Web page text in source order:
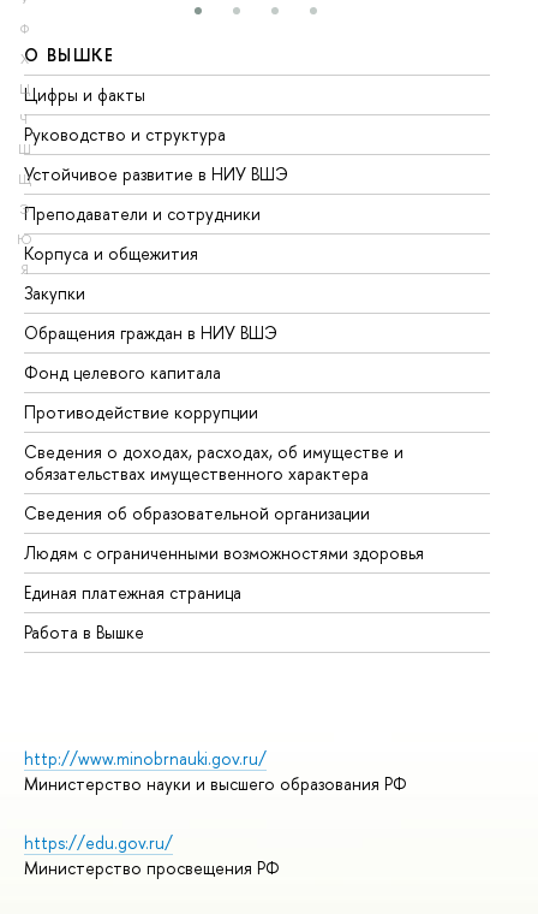
Ф
Х
Ц
Ч
Ш
Щ
Э
Ю
Я
О ВЫШКЕ
Цифры и факты
Руководство и структура
Устойчивое развитие в НИУ ВШЭ
Преподаватели и сотрудники
Корпуса и общежития
Закупки
Обращения граждан в НИУ ВШЭ
Фонд целевого капитала
Противодействие коррупции
Сведения о доходах, расходах, об имуществе и
обязательствах имущественного характера
Сведения об образовательной организации
Людям с ограниченными возможностями здоровья
Единая платежная страница
Работа в Вышке
http://www.minobrnauki.gov.ru/
Министерство науки и высшего образования РФ
https://edu.gov.ru/
Министерство просвещения РФ